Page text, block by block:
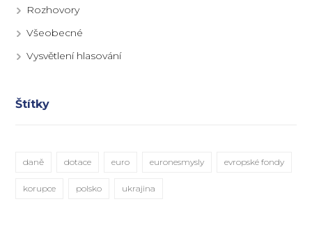
Rozhovory
Všeobecné
Vysvětlení hlasování
Štítky
daně dotace euro euronesmysly evropské fondy
korupce polsko ukrajina